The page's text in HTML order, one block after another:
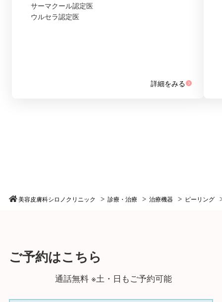
サーマクール認定医
ウルセラ認定医
詳細をみる
美容皮膚科シロノクリニック 診療・治療 治療機器 ピーリング
ご予約はこちら
通話無料 ※土・日もご予約可能